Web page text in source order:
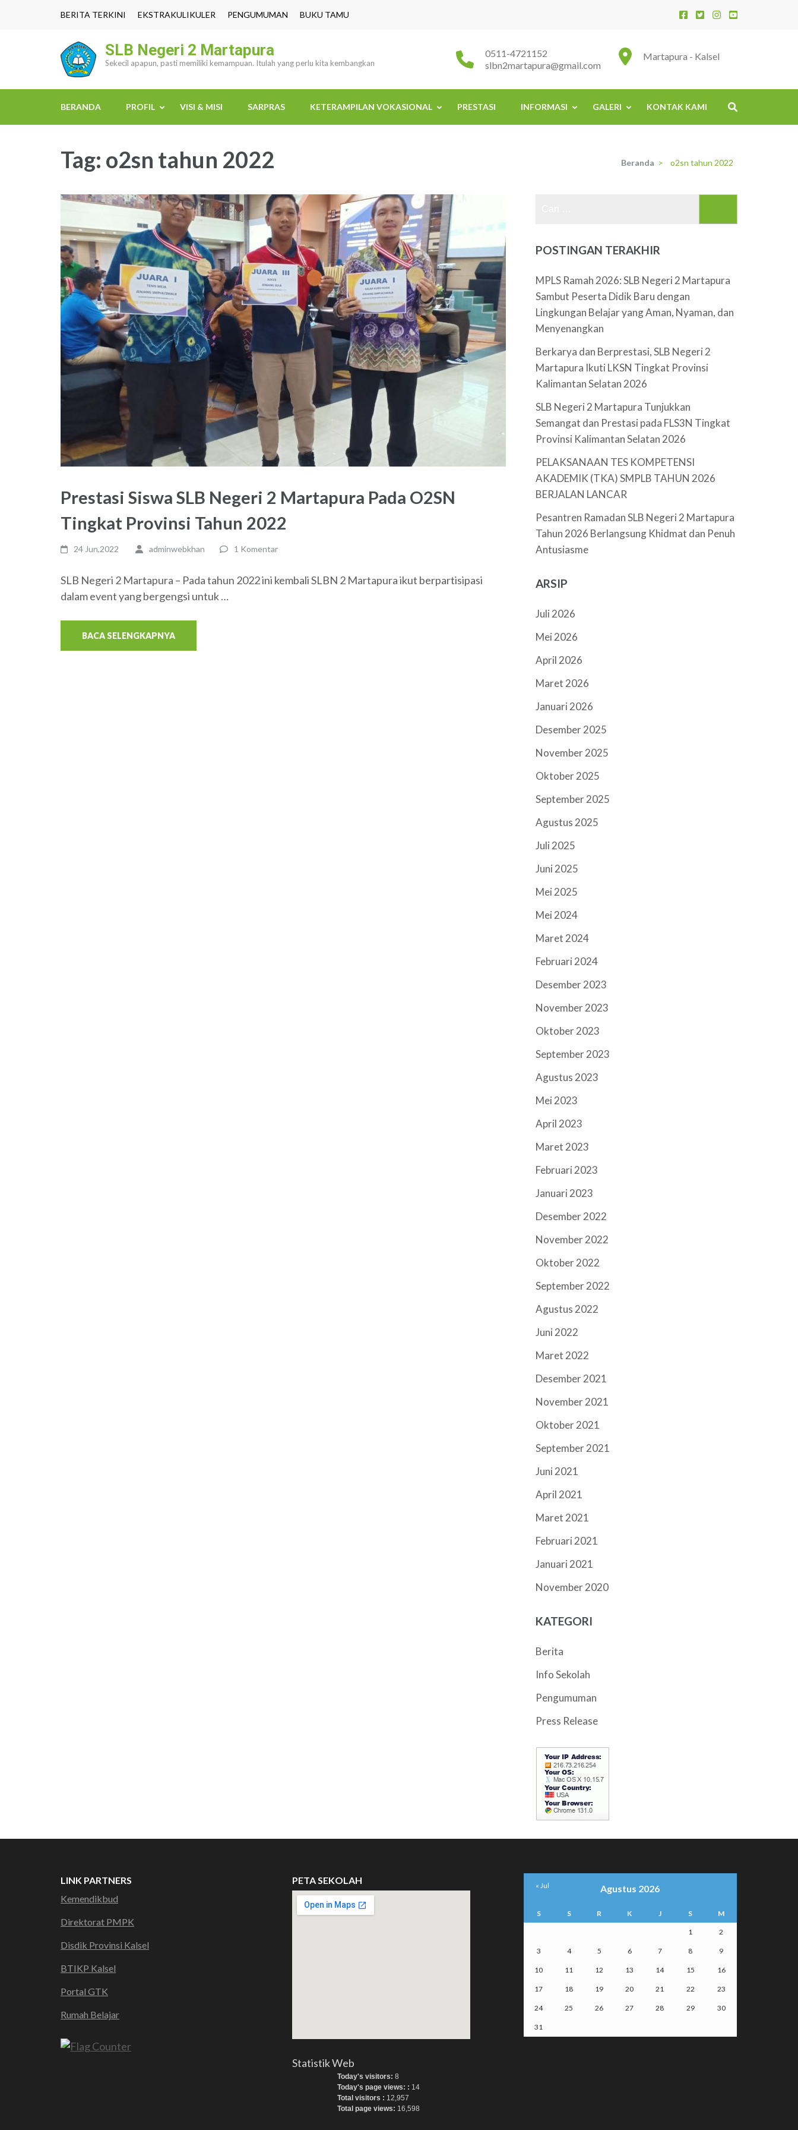
BERITA TERKINI EKSTRAKULIKULER PENGUMUMAN BUKU TAMU
SLB Negeri 2 Martapura
Sekecil apapun, pasti memiliki kemampuan. Itulah yang perlu kita kembangkan
Martapura - Kalsel
0511-4721152
slbn2martapura@gmail.com
BERANDA PROFIL VISI & MISI SARPRAS KETERAMPILAN VOKASIONAL PRESTASI INFORMASI GALERI KONTAK KAMI
Tag: o2sn tahun 2022 Beranda > o2sn tahun 2022
Prestasi Siswa SLB Negeri 2 Martapura Pada O2SN
Tingkat Provinsi Tahun 2022
24 Jun,2022 adminwebkhan 1 Komentar
SLB Negeri 2 Martapura – Pada tahun 2022 ini kembali SLBN 2 Martapura ikut berpartisipasi
dalam event yang bergengsi untuk …
BACA SELENGKAPNYA
POSTINGAN TERAKHIR
MPLS Ramah 2026: SLB Negeri 2 Martapura
Sambut Peserta Didik Baru dengan
Lingkungan Belajar yang Aman, Nyaman, dan
Menyenangkan
Berkarya dan Berprestasi, SLB Negeri 2
Martapura Ikuti LKSN Tingkat Provinsi
Kalimantan Selatan 2026
SLB Negeri 2 Martapura Tunjukkan
Semangat dan Prestasi pada FLS3N Tingkat
Provinsi Kalimantan Selatan 2026
PELAKSANAAN TES KOMPETENSI
AKADEMIK (TKA) SMPLB TAHUN 2026
BERJALAN LANCAR
Pesantren Ramadan SLB Negeri 2 Martapura
Tahun 2026 Berlangsung Khidmat dan Penuh
Antusiasme
ARSIP
Juli 2026
Mei 2026
April 2026
Maret 2026
Januari 2026
Desember 2025
November 2025
Oktober 2025
September 2025
Agustus 2025
Juli 2025
Juni 2025
Mei 2025
Mei 2024
Maret 2024
Februari 2024
Desember 2023
November 2023
Oktober 2023
September 2023
Agustus 2023
Mei 2023
April 2023
Maret 2023
Februari 2023
Januari 2023
Desember 2022
November 2022
Oktober 2022
September 2022
Agustus 2022
Juni 2022
Maret 2022
Desember 2021
November 2021
Oktober 2021
September 2021
Juni 2021
April 2021
Maret 2021
Februari 2021
Januari 2021
November 2020
KATEGORI
Berita
Info Sekolah
Pengumuman
Press Release
LINK PARTNERS
Kemendikbud
Direktorat PMPK
Disdik Provinsi Kalsel
BTIKP Kalsel
Portal GTK
Rumah Belajar
PETA SEKOLAH
Statistik Web
Today's visitors: 8
Today's page views: : 14
Total visitors : 12,957
Total page views: 16,598
Agustus 2026
S S R K J S M
1 2
3 4 5 6 7 8 9
10 11 12 13 14 15 16
17 18 19 20 21 22 23
24 25 26 27 28 29 30
31
« Jul